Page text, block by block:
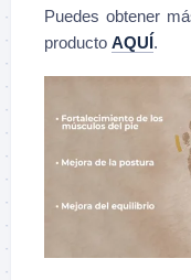
Puedes obtener
producto AQUÍ.